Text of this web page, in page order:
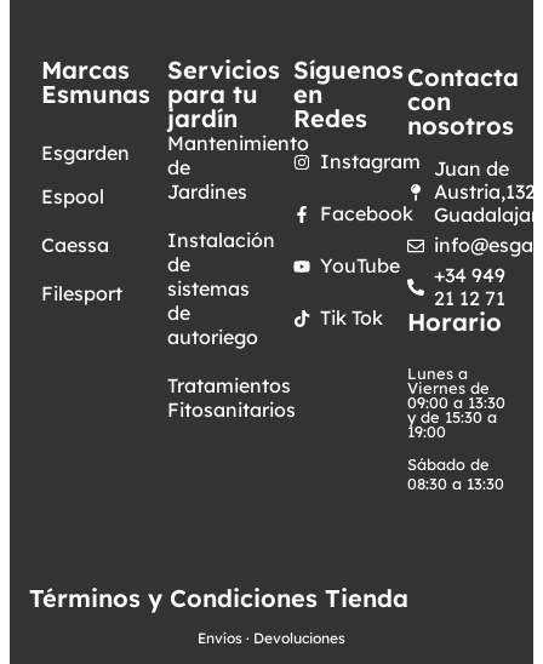
Marcas
Esmunas
Esgarden
Espool
Caessa
Filesport
Servicios
para tu
jardín
Mantenimiento
de
Jardines
Instalación
de
sistemas
de
autoriego
Tratamientos
Fitosanitarios
Síguenos
en
Redes
Instagram
Facebook
YouTube
Tik Tok
Contacta
con
nosotros
Juan de
Austria,132.
+34 949
21 12 71
Horario
Lunes a
Viernes de
09:00 a 13:30
y de 15:30 a
19:00
Sábado de
08:30 a 13:30
Términos y Condiciones Tienda
Envíos · Devoluciones